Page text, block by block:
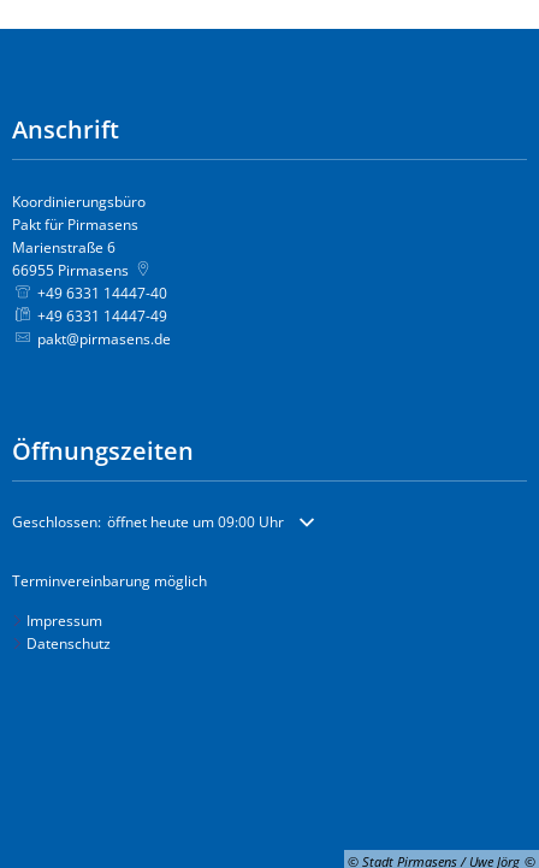
Anschrift
Koordinierungsbüro
Pakt für Pirmasens
Marienstraße 6
66955 Pirmasens
+49 6331 14447-40
+49 6331 14447-49
pakt@pirmasens.de
© Stadt Pirmasens / Uwe Jörg
Öffnungszeiten
Klicken, um weitere Öffnungs- oder Schließzeiten auszublenden
Geschlossen: öffnet heute um 09:00 Uhr
Terminvereinbarung möglich
Impressum
Datenschutz